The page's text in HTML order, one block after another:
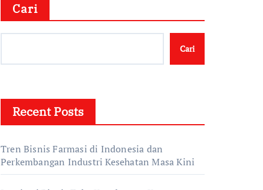
Cari
Cari
Recent Posts
Tren Bisnis Farmasi di Indonesia dan
Perkembangan Industri Kesehatan Masa Kini